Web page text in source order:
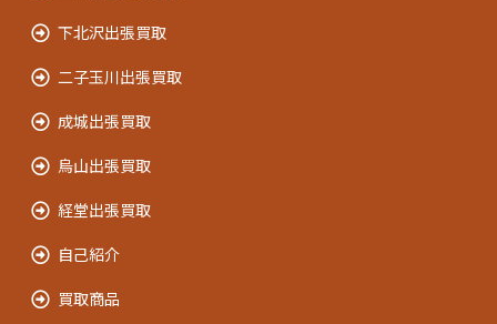
下北沢出張買取
二子玉川出張買取
成城出張買取
烏山出張買取
経堂出張買取
自己紹介
買取商品